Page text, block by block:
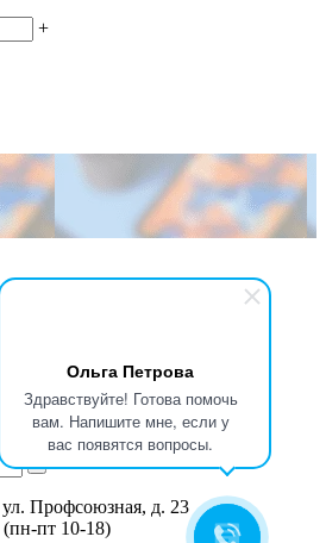
Ольга Петрова
Здравствуйте! Готова помочь
вам. Напишите мне, если у
вас появятся вопросы.
+
ул. Профсоюзная, д. 23
(пн-пт 10-18)